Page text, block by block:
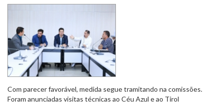
Com parecer favorável, medida segue tramitando na comissões.
Foram anunciadas visitas técnicas ao Céu Azul e ao Tirol